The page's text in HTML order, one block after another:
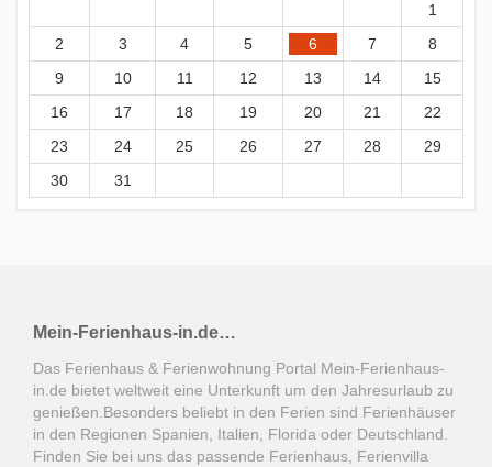
1
2
3 4 5 6 7
8
9
10 11 12 13 14
15
16
17 18 19 20 21
22
23
24 25 26 27 28
29
30
31
Mein-Ferienhaus-in.de…
Das Ferienhaus & Ferienwohnung Portal Mein-Ferienhaus-
in.de bietet weltweit eine Unterkunft um den Jahresurlaub zu
genießen.Besonders beliebt in den Ferien sind Ferienhäuser
in den Regionen Spanien, Italien, Florida oder Deutschland.
Finden Sie bei uns das passende Ferienhaus, Ferienvilla